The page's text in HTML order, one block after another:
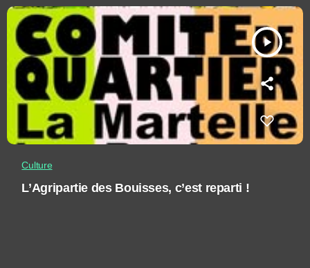
play_arrow
Culture
L’Agripartie des Bouisses, c’est reparti !